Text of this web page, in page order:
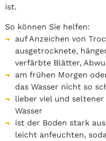
ist.
So können Sie helfen:
auf Anzeichen von
ausgetrocknete,
verfärbte Blätter,
am frühen Morgen
das Wasser nicht so
lieber viel und
Wasser
ist der Boden stark
leicht anfeuchten,